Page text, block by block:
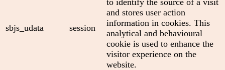
sbjs_udata session
and stores user action
information in cookies. This
analytical and behavioural
cookie is used to enhance the
visitor experience on the
website.